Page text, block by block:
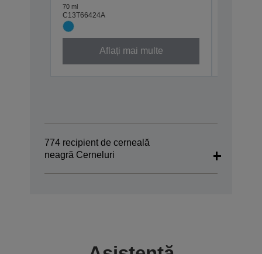
70 ml
C13T66424A
Aflați mai multe
774 recipient de cerneală
neagră Cerneluri